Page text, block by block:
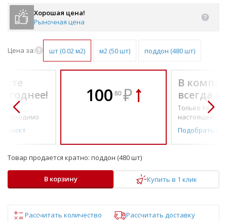
Хорошая цена!
Рыночная цена
Цена за: шт (0.02 м2) м2 (50 шт) поддон (480 шт)
по-
100 80 ₽
В
всегда
Только то, что
настоящему
Подобрать
Товар продается кратно: поддон (480 шт)
В корзину Купить в 1 клик
Рассчитать количество
Рассчитать доставку